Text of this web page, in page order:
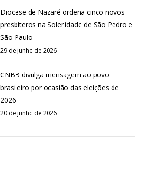
Diocese de Nazaré ordena cinco novos
presbíteros na Solenidade de São Pedro e
São Paulo
29 de junho de 2026
CNBB divulga mensagem ao povo
brasileiro por ocasião das eleições de
2026
20 de junho de 2026